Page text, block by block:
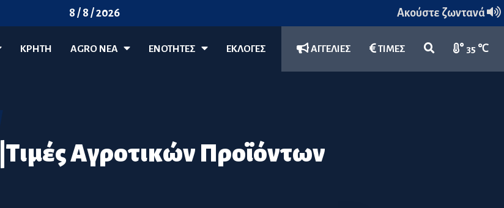
8 / 8 / 2026 Ακούστε ζωντανά
ΚΡΗΤΗ AGRO ΝΈΑ ΕΝΟΤΗΤΕΣ ΕΚΛΟΓΕΣ ΑΓΓΕΛΙΕΣ ΤΙΜΕΣ 35 ℃
Αγροτικών Προϊόντων